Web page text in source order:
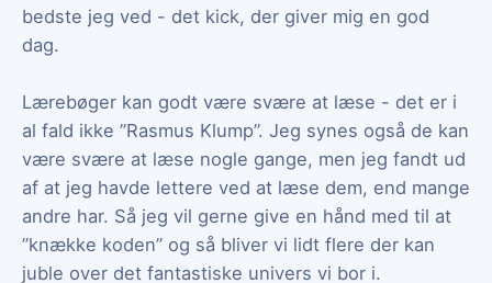
bedste jeg ved - det kick, der giver mig en god
dag.
Lærebøger kan godt være svære at læse - det er i
al fald ikke ”Rasmus Klump”. Jeg synes også de kan
være svære at læse nogle gange, men jeg fandt ud
af at jeg havde lettere ved at læse dem, end mange
andre har. Så jeg vil gerne give en hånd med til at
”knække koden” og så bliver vi lidt flere der kan
juble over det fantastiske univers vi bor i.